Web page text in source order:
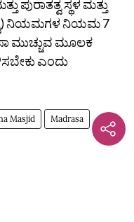
ಪುರಾತತ್ವ ಸ್ಥಳ ಮತ್ತು
ನಿಯಮಗಳ ನಿಯಮ 7
ಮುಚ್ಚುವ ಮೂಲಕ
ಎಂದು
Masjid Madrasa